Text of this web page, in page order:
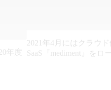
年度
2021年4月にはクラウ
SaaS『mediment』をロ